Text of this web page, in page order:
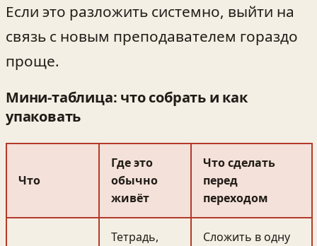
Если это разложить системно, выйти на
связь с новым преподавателем гораздо
проще.
Мини-таблица: что собрать и как
упаковать
Что
Где это
обычно
живёт
Что сделать
перед
переходом
Тетрадь,
Сложить в одну